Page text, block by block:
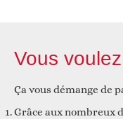
Vous
Ça vous démange de
Grâce aux nombreux